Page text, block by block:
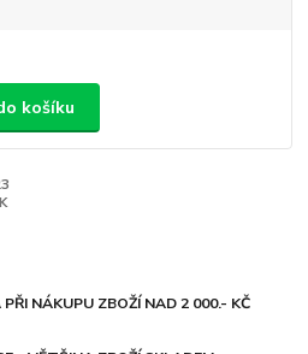
košíku
NÁKUPU ZBOŽÍ NAD 2 000.- KČ